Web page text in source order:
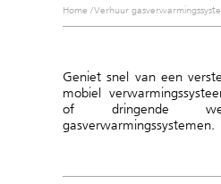
Home /Verhuur
Geniet snel van een
mobiel
of dringende
gasverwarmingssystemen.